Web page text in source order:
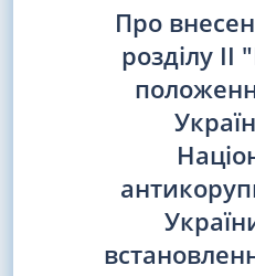
Про
розділу II